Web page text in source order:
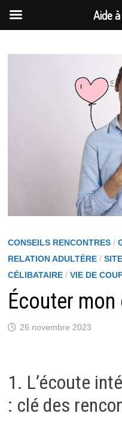
au
CONSEILS RENCONTRES/
RELATION ADULTÈRE/
CÉLIBATAIRE/ VIE DE
Écouter
26 novembre 2023
1. L’écoute
: clé des
Aide